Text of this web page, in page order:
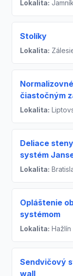
Lokalita: Jamník
Stolíky
Lokalita:
čiastočným
Lokalita:
Deliace
systém
Lokalita:
Opláštenie
systémom
Lokalita: Hažlín
Sendvičový
wall